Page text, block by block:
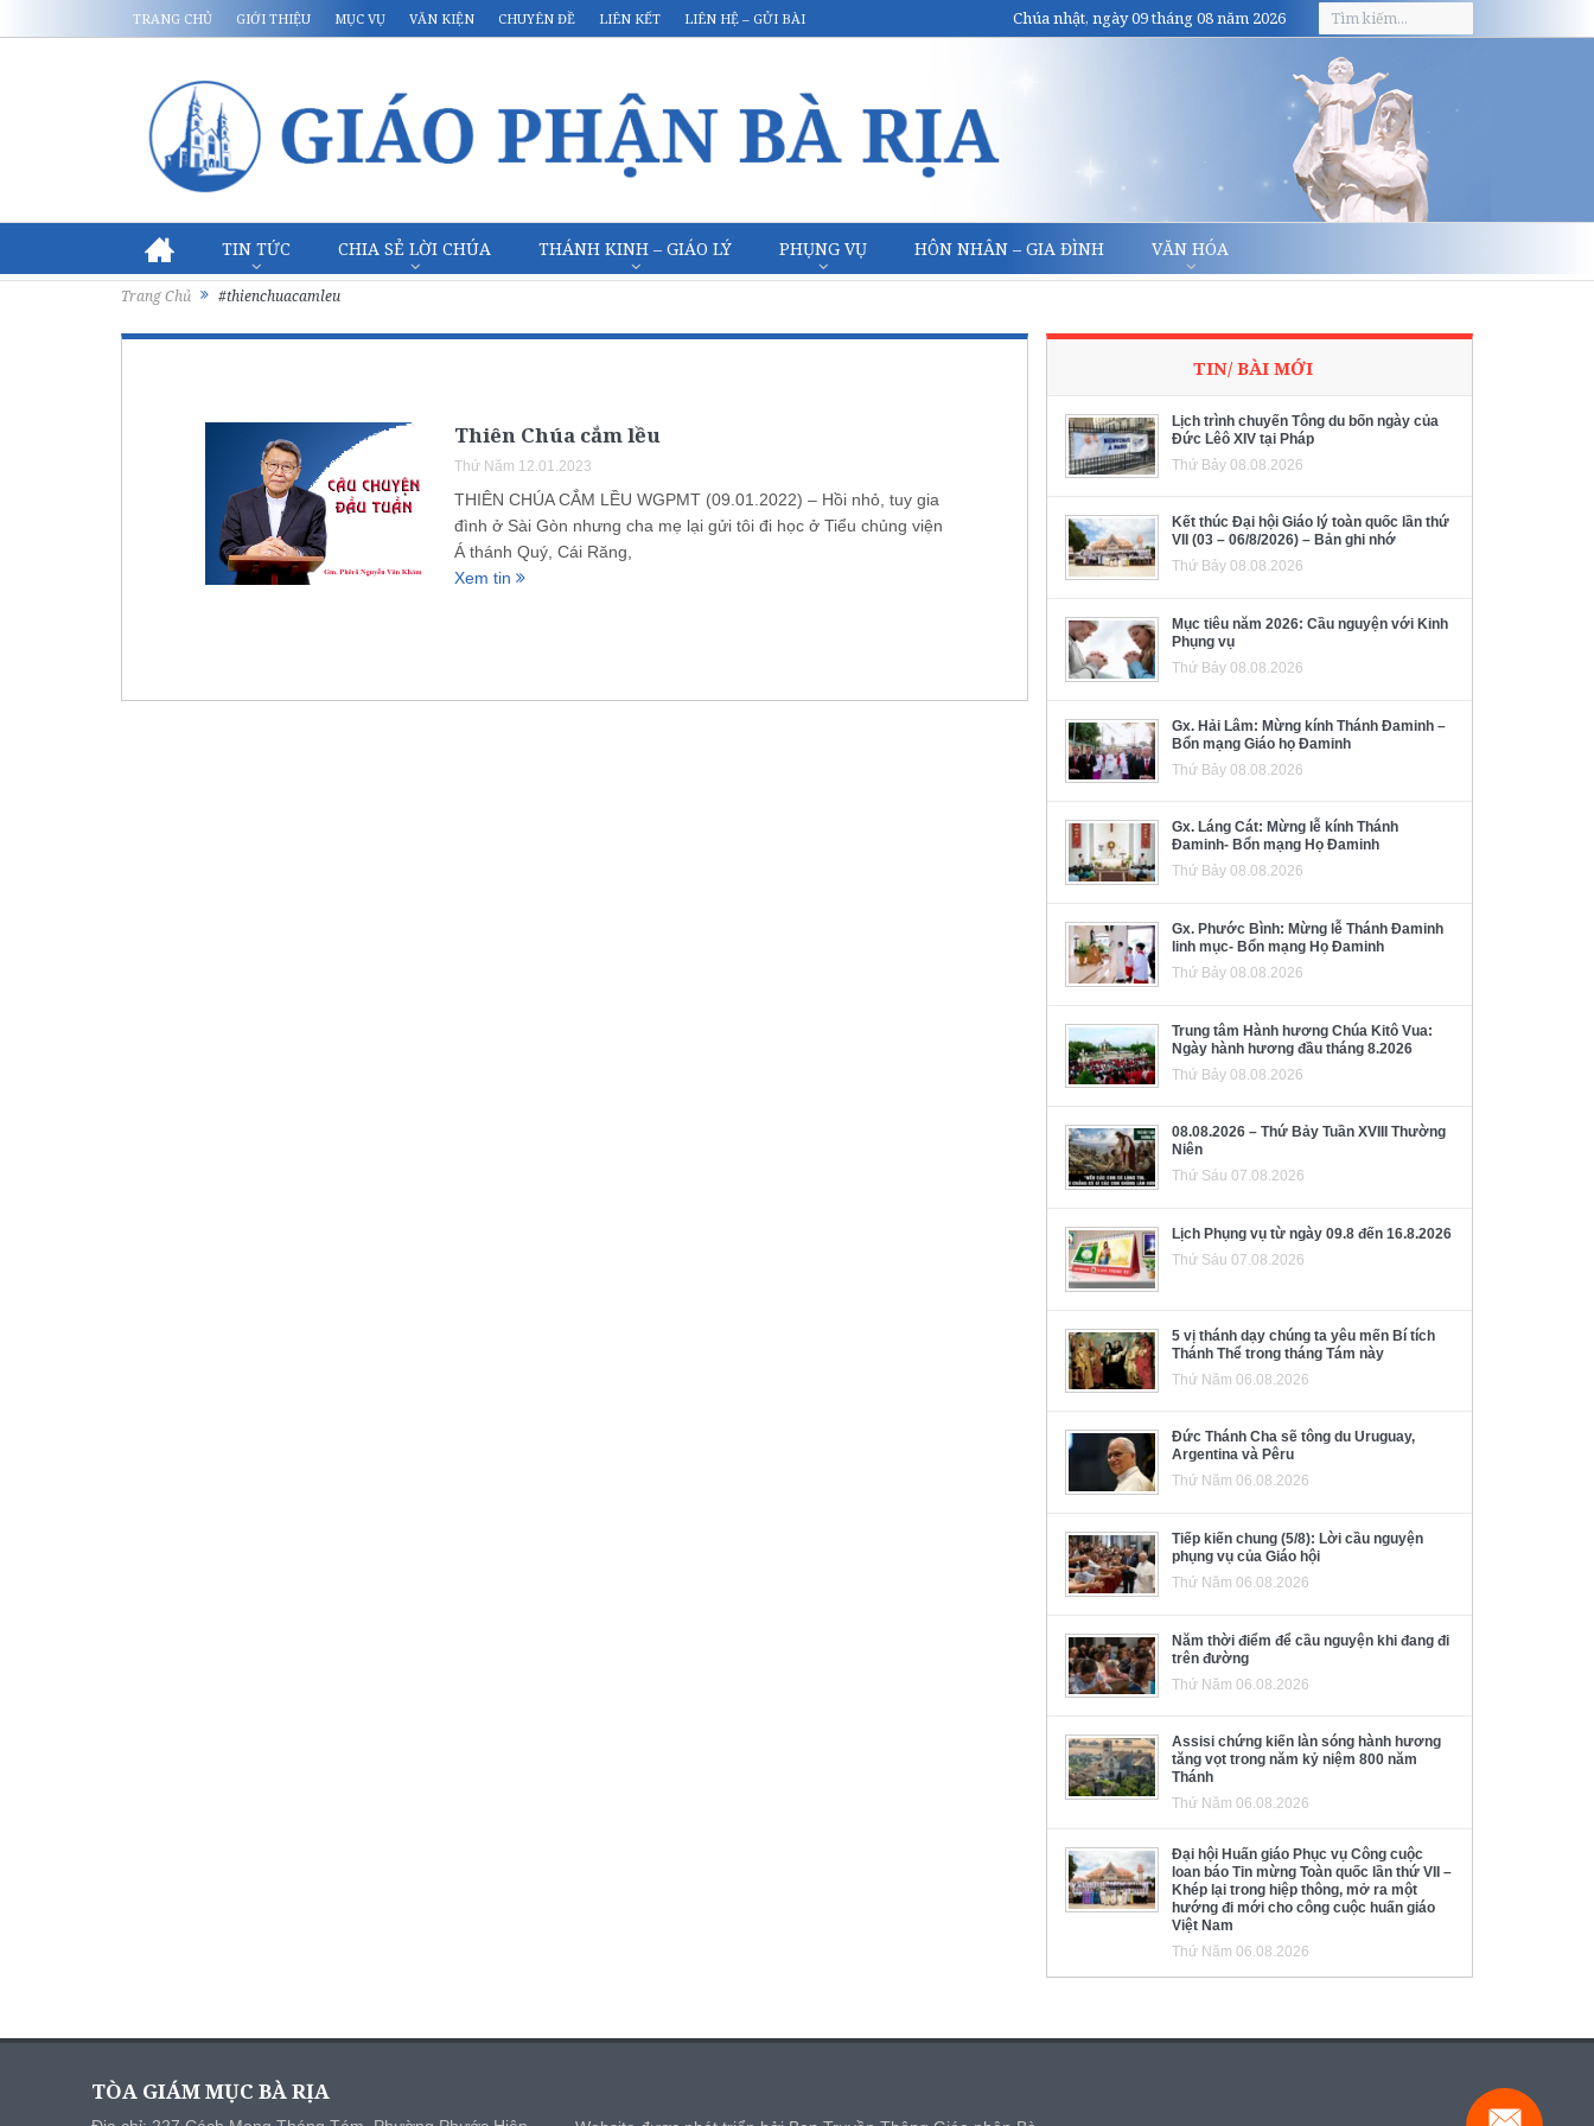
TRANG CHỦ GIỚI THIỆU MỤC VỤ VĂN KIỆN CHUYÊN ĐỀ LIÊN KẾT LIÊN HỆ – GỬI BÀI Chúa nhật, ngày 09 tháng 08 năm 2026
TIN TỨC CHIA SẺ LỜI CHÚA THÁNH KINH – GIÁO LÝ PHỤNG VỤ HÔN NHÂN – GIA ĐÌNH VĂN HÓA
Trang Chủ #thienchuacamleu
Thiên Chúa cắm lều
Thứ Năm 12.01.2023
THIÊN CHÚA CẮM LỀU WGPMT (09.01.2022) – Hồi nhỏ, tuy gia
đình ở Sài Gòn nhưng cha mẹ lại gửi tôi đi học ở Tiểu chủng viện
Á thánh Quý, Cái Răng,
Xem tin
TIN/ BÀI MỚI
Lịch trình chuyến Tông du bốn ngày của
Đức Lêô XIV tại Pháp
Thứ Bảy 08.08.2026
Kết thúc Đại hội Giáo lý toàn quốc lần thứ
VII (03 – 06/8/2026) – Bản ghi nhớ
Thứ Bảy 08.08.2026
Mục tiêu năm 2026: Cầu nguyện với Kinh
Phụng vụ
Thứ Bảy 08.08.2026
Gx. Hải Lâm: Mừng kính Thánh Đaminh –
Bổn mạng Giáo họ Đaminh
Thứ Bảy 08.08.2026
Gx. Láng Cát: Mừng lễ kính Thánh
Đaminh- Bổn mạng Họ Đaminh
Thứ Bảy 08.08.2026
Gx. Phước Bình: Mừng lễ Thánh Đaminh
linh mục- Bổn mạng Họ Đaminh
Thứ Bảy 08.08.2026
Trung tâm Hành hương Chúa Kitô Vua:
Ngày hành hương đầu tháng 8.2026
Thứ Bảy 08.08.2026
08.08.2026 – Thứ Bảy Tuần XVIII Thường
Niên
Thứ Sáu 07.08.2026
Lịch Phụng vụ từ ngày 09.8 đến 16.8.2026
Thứ Sáu 07.08.2026
5 vị thánh dạy chúng ta yêu mến Bí tích
Thánh Thể trong tháng Tám này
Thứ Năm 06.08.2026
Đức Thánh Cha sẽ tông du Uruguay,
Argentina và Pêru
Thứ Năm 06.08.2026
Tiếp kiến chung (5/8): Lời cầu nguyện
phụng vụ của Giáo hội
Thứ Năm 06.08.2026
Năm thời điểm để cầu nguyện khi đang đi
trên đường
Thứ Năm 06.08.2026
Assisi chứng kiến làn sóng hành hương
tăng vọt trong năm kỷ niệm 800 năm
Thánh
Thứ Năm 06.08.2026
Đại hội Huấn giáo Phục vụ Công cuộc
loan báo Tin mừng Toàn quốc lần thứ VII –
Khép lại trong hiệp thông, mở ra một
hướng đi mới cho công cuộc huấn giáo
Việt Nam
Thứ Năm 06.08.2026
TÒA GIÁM MỤC BÀ RỊA